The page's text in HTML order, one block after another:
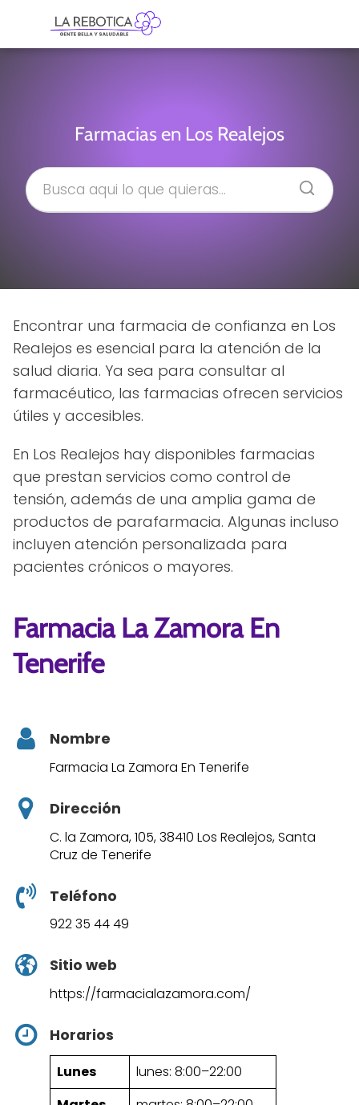
Farmacias en Los Realejos
Encontrar una farmacia de confianza en Los
Realejos es esencial para la atención de la
salud diaria. Ya sea para consultar al
farmacéutico, las farmacias ofrecen servicios
útiles y accesibles.
En Los Realejos hay disponibles farmacias
que prestan servicios como control de
tensión, además de una amplia gama de
productos de parafarmacia. Algunas incluso
incluyen atención personalizada para
pacientes crónicos o mayores.
Farmacia La Zamora En
Tenerife
Nombre
Farmacia La Zamora En Tenerife
Dirección
C. la Zamora, 105, 38410 Los Realejos, Santa
Cruz de Tenerife
Teléfono
922 35 44 49
Sitio web
https://farmacialazamora.com/
Horarios
Lunes
lunes: 8:00–22:00